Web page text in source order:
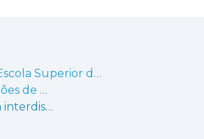
ESD - Escola Superior de Dança
ESD - Dissertações de Mestrado
A promoção da interdisciplinaridade entre a dança contemporânea e as danças urbanas em prol do desenvolvimento técnico-artístico dos alunos dos 8º e 9º anos da Escola de Dança da Companhia de Dança de Almada